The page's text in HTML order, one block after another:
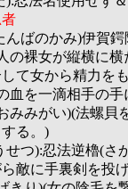
のかみ)伊賀鍔
が縦横に横たわ
ら精力をもら
滴相手の手に
い)(法螺貝を使
。)
):忍法逆櫓(さ
手裏剣を投げ